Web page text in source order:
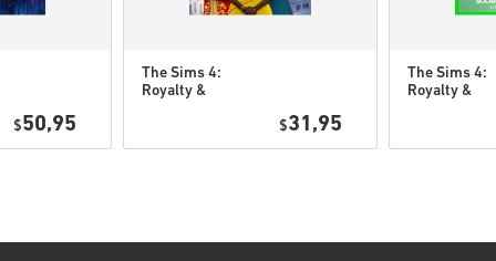
Guarda la guida rapida
$50,95
The Sims 4:
Royalty &
$31,95
The Sims 4:
Royalty &
(EA app)